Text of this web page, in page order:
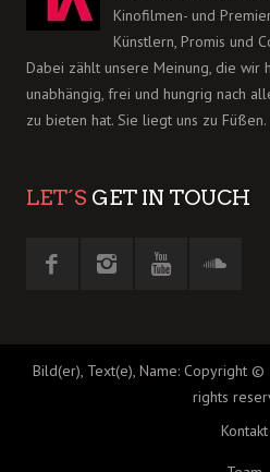
Kinofilmen- und
Künstlern, Promis und
Dabei zählt unsere Meinung, die wir
unabhängig, frei und hungrig nach
zu bieten hat. Sie liegt uns zu Füßen.
LET´S GET IN TOUCH
Bild(er), Text(e), Name: Copyright
rights
Kontakt